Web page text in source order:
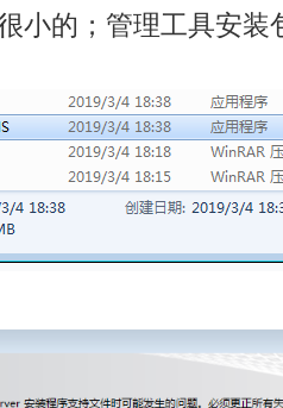
小的；管理工具安装